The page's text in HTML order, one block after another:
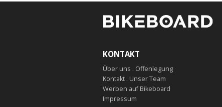
KONTAKT
Über uns . Offenlegung
Kontakt . Unser Team
Werben auf Bikeboard
Impressum